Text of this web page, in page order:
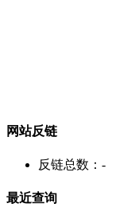
网站反链
反链总数： -
最近查询